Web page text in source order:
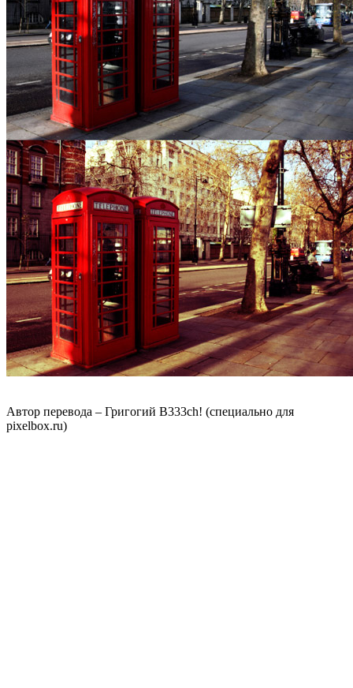
Автор перевода – Григогий B333ch! (специально для
pixelbox.ru)